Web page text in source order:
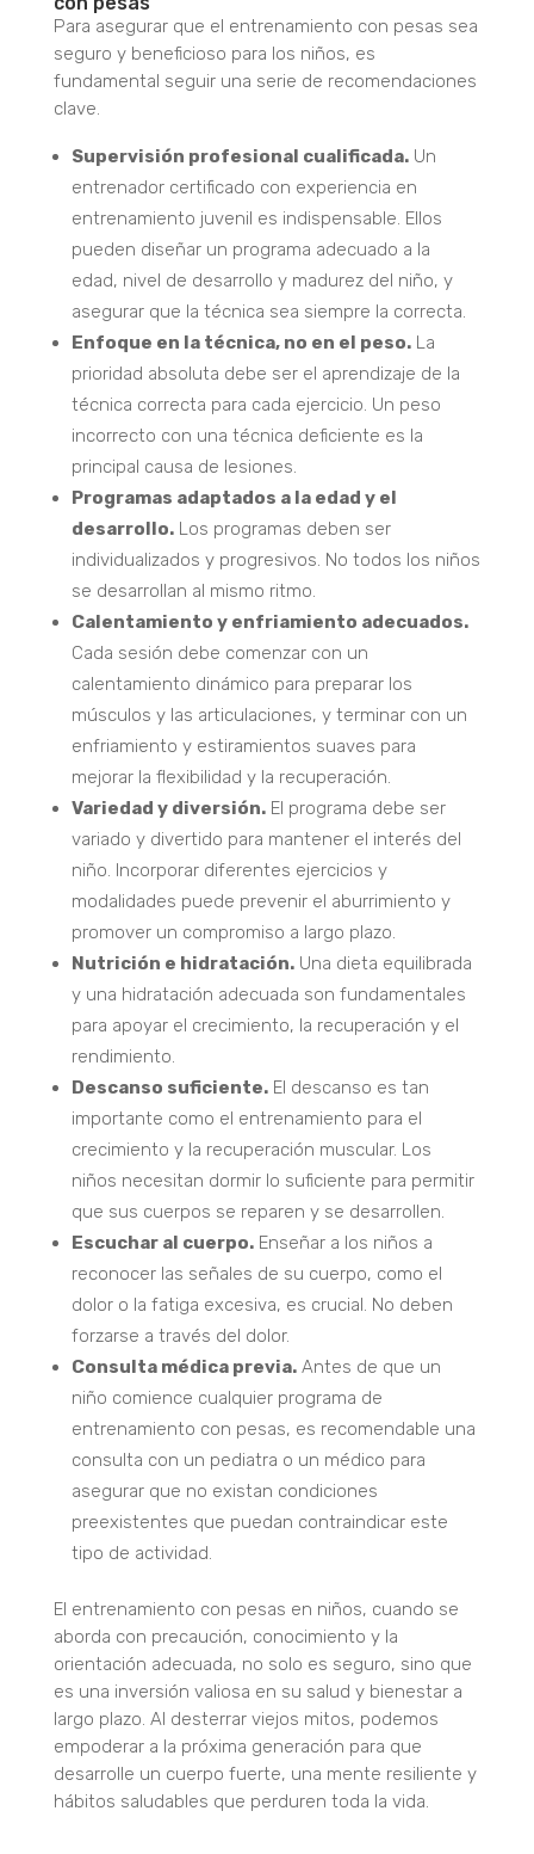
Para asegurar que el entrenamiento con pesas sea
seguro y beneficioso para los niños, es
fundamental seguir una serie de recomendaciones
clave.
Supervisión profesional cualificada.Un
entrenador certificado con experiencia en
entrenamiento juvenil es indispensable. Ellos
pueden diseñar un programa adecuado a la
edad, nivel de desarrollo y madurez del niño, y
asegurar que la técnica sea siempre la correcta.
Enfoque en la técnica, no en el peso.La
prioridad absoluta debe ser el aprendizaje de la
técnica correcta para cada ejercicio. Un peso
incorrecto con una técnica deficiente es la
principal causa de lesiones.
Programas adaptados a la edad y el
desarrollo.Los programas deben ser
individualizados y progresivos. No todos los niños
se desarrollan al mismo ritmo.
Calentamiento y enfriamiento adecuados.
Cada sesión debe comenzar con un
calentamiento dinámico para preparar los
músculos y las articulaciones, y terminar con un
enfriamiento y estiramientos suaves para
mejorar la flexibilidad y la recuperación.
Variedad y diversión.El programa debe ser
variado y divertido para mantener el interés del
niño. Incorporar diferentes ejercicios y
modalidades puede prevenir el aburrimiento y
promover un compromiso a largo plazo.
Nutrición e hidratación.Una dieta equilibrada
y una hidratación adecuada son fundamentales
para apoyar el crecimiento, la recuperación y el
rendimiento.
Descanso suficiente.El descanso es tan
importante como el entrenamiento para el
crecimiento y la recuperación muscular. Los
niños necesitan dormir lo suficiente para permitir
que sus cuerpos se reparen y se desarrollen.
Escuchar al cuerpo.Enseñar a los niños a
reconocer las señales de su cuerpo, como el
dolor o la fatiga excesiva, es crucial. No deben
forzarse a través del dolor.
Consulta médica previa.Antes de que un
niño comience cualquier programa de
entrenamiento con pesas, es recomendable una
consulta con un pediatra o un médico para
asegurar que no existan condiciones
preexistentes que puedan contraindicar este
tipo de actividad.
El entrenamiento con pesas en niños, cuando se
aborda con precaución, conocimiento y la
orientación adecuada, no solo es seguro, sino que
es una inversión valiosa en su salud y bienestar a
largo plazo. Al desterrar viejos mitos, podemos
empoderar a la próxima generación para que
desarrolle un cuerpo fuerte, una mente resiliente y
hábitos saludables que perduren toda la vida.